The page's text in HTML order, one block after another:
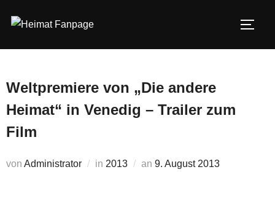
Inhalt
Weltpremiere von „Die andere
Heimat“ in Venedig – Trailer zum
Film
von Administrator in 2013 an Veröffentlicht
9. August 2013